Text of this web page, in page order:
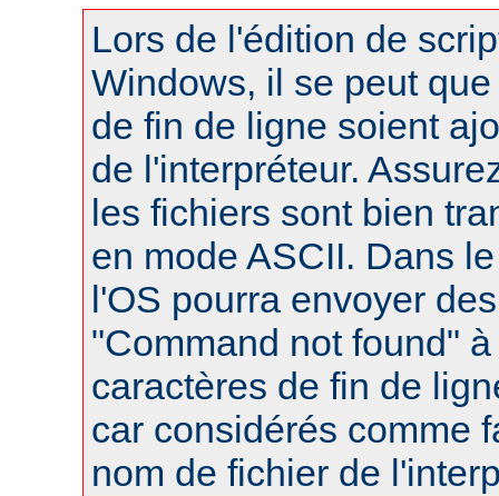
Lors de l'édition de
Windows, il se peut
de fin de ligne soient
de l'interpréteur.
les fichiers sont bien
en mode ASCII. Dans
l'OS pourra envoyer
"Command not found"
caractères de fin de
car considérés comme
nom de fichier de